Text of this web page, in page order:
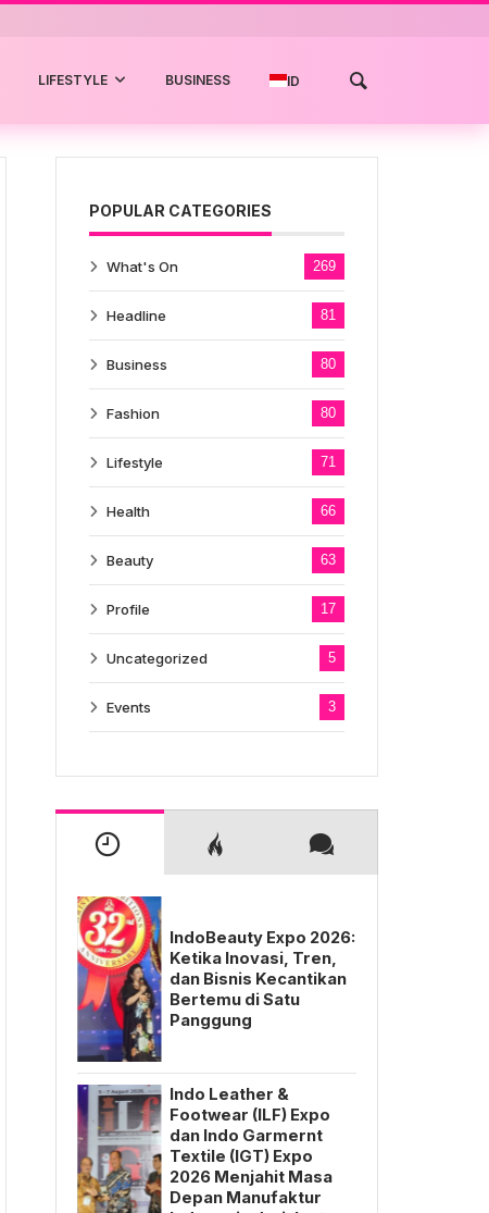
LIFESTYLE BUSINESS ID
POPULAR CATEGORIES
What's On 269
Headline 81
Business 80
Fashion 80
Lifestyle 71
Health 66
Beauty 63
Profile 17
Uncategorized 5
Events 3
IndoBeauty Expo 2026:
Ketika Inovasi, Tren,
dan Bisnis Kecantikan
Bertemu di Satu
Panggung
Indo Leather &
Footwear (ILF) Expo
dan Indo Garmernt
Textile (IGT) Expo
2026 Menjahit Masa
Depan Manufaktur